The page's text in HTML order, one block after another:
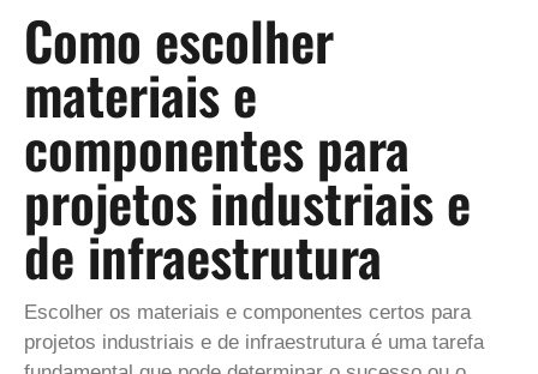
Como escolher
materiais e
componentes para
projetos industriais e
de infraestrutura
Escolher os materiais e componentes certos para
projetos industriais e de infraestrutura é uma tarefa